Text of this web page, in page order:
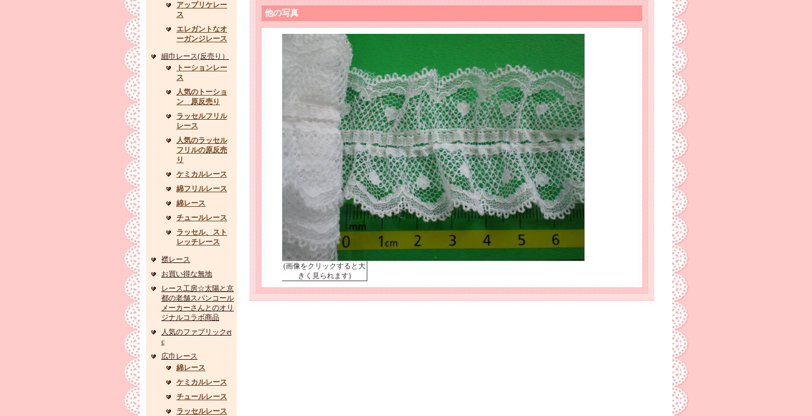
アップリケレー
ス
エレガントなオ
ーガンジレース
細巾レース(反売り）
トーションレー
ス
人気のトーショ
ン 原反売り
ラッセルフリル
レース
人気のラッセル
フリルの原反売
り
ケミカルレース
綿フリルレース
綿レース
チュールレース
ラッセル、スト
レッチレース
襟レース
お買い得な無地
レース工房☆太陽と京
都の老舗スパンコール
メーカーさんとのオリ
ジナルコラボ商品
人気のファブリックet
c
広巾レース
綿レース
ケミカルレース
チュールレース
ラッセルレース
他の写真
(画像をクリックすると大
きく見られます)